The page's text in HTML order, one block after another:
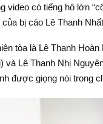
video có tiếng hô lớn
bị cáo Lê Thanh
tòa là Lê Thanh
và Lê Thanh Nhị
được giọng nói trong